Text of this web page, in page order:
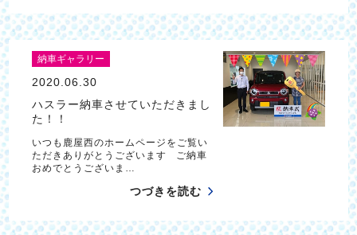
納車ギャラリー
2020.06.30
ハスラー納車させていただきまし
た！！
いつも鹿屋西のホームページをご覧い
ただきありがとうございます ご納車
おめでとうございま…
つづきを読む